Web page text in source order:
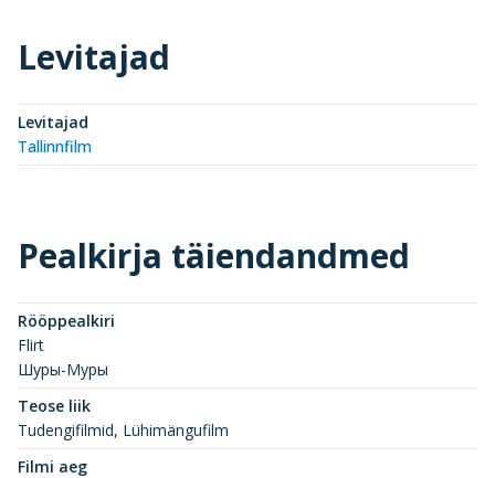
Levitajad
Levitajad
Tallinnfilm
Pealkirja täiendandmed
Rööppealkiri
Flirt
Шуры-Муры
Teose liik
Tudengifilmid, Lühimängufilm
Filmi aeg